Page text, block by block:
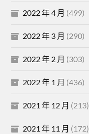
2022 年 4 月 (499)
2022 年 3 月 (290)
2022 年 2 月 (303)
2022 年 1 月 (436)
2021 年 12 月 (213)
2021 年 11 月 (172)